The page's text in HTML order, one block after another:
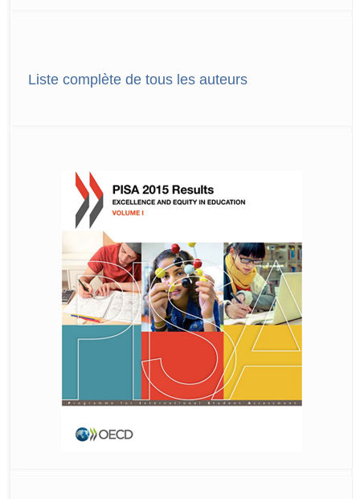
Liste complète de tous les auteurs